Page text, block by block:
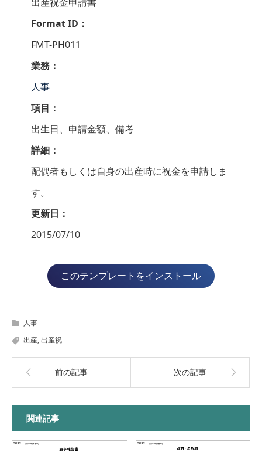
Format ID：
FMT-PH011
業務：
人事
項目：
出生日、申請金額、備考
詳細：
配偶者もしくは自身の出産時に祝金を申請しま
す。
更新日：
2015/07/10
このテンプレートをインストール
人事
出産,出産祝
前の記事 次の記事
関連記事